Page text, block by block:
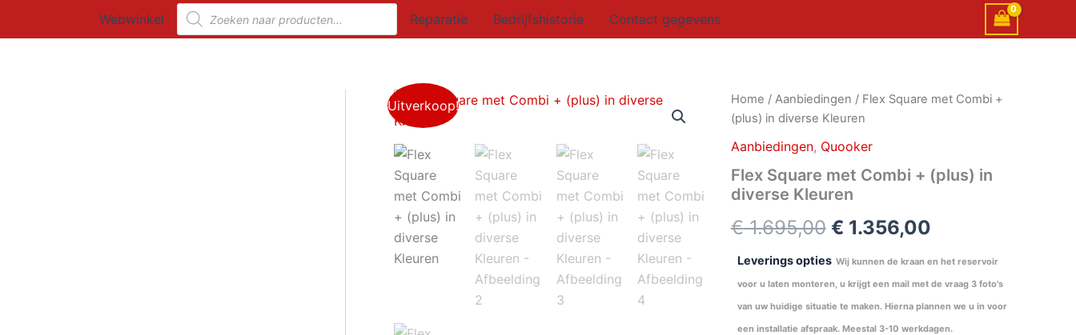
Webwinkel
Producten
zoeken
Reparatie Bedrijfshistorie Contact gegevens
Uitverkoop! Home / Aanbiedingen / Flex Square met Combi +
(plus) in diverse Kleuren
Aanbiedingen, Quooker
Flex Square met Combi + (plus) in
diverse Kleuren
€1.695,00
Oorspronkelijke
prijs
was:
€ 1.695,00.
€ 1.356,00
Huidige
is:
Leverings opties Wij kunnen de kraan en het reservoir
voor u laten monteren, u krijgt een mail met de vraag 3 foto's
van uw huidige situatie te maken. Hierna plannen we u in voor
een installatie afspraak. Meestal 3-10 werkdagen.
Flex
Square
met
Combi
(plus)
in
Kleuren